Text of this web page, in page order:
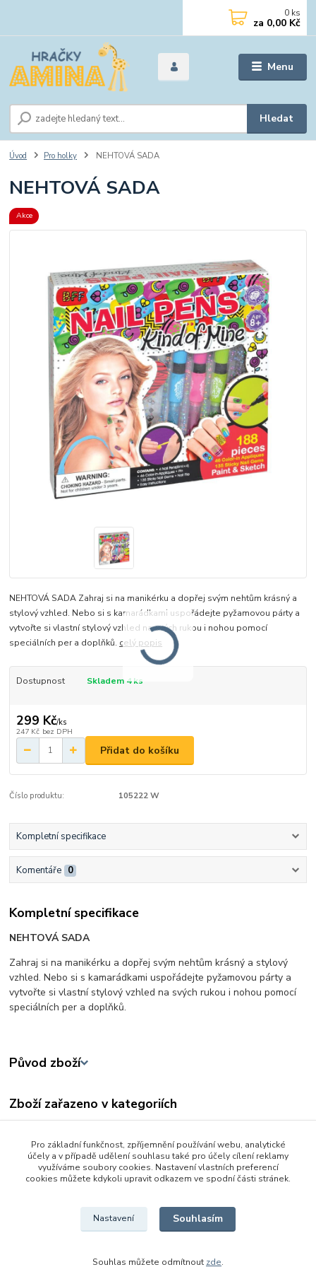
Menu
Hledat
0 ks
za 0,00 Kč
Úvod Pro holky NEHTOVÁ SADA
NEHTOVÁ SADA
Akce
NEHTOVÁ SADA Zahraj si na manikérku a dopřej svým nehtům krásný a
stylový vzhled. Nebo si s kamarádkami uspořádejte pyžamovou párty a
vytvořte si vlastní stylový vzhled na svých rukou i nohou pomocí
speciálních per a doplňků. celý popis
Dostupnost Skladem 4 ks
299 Kč/ks
247 Kč bez DPH
Přidat do košíku
Číslo produktu: 105222 W
Kompletní specifikace
Komentáře 0
Kompletní specifikace
NEHTOVÁ SADA
Zahraj si na manikérku a dopřej svým nehtům krásný a stylový
vzhled. Nebo si s kamarádkami uspořádejte pyžamovou párty a
vytvořte si vlastní stylový vzhled na svých rukou i nohou pomocí
speciálních per a doplňků.
Původ zboží
Zboží zařazeno v kategoriích
Tvořivé a výtvarné hračky
Ostatní
Pro základní funkčnost, zpříjemnění používání webu, analytické
účely a v případě udělení souhlasu také pro účely cílení reklamy
využíváme soubory cookies. Nastavení vlastních preferencí
cookies můžete kdykoli upravit odkazem ve spodní části stránek.
Nastavení Souhlasím
Souhlas můžete odmítnout zde.